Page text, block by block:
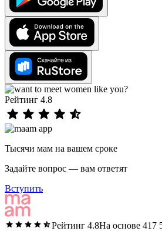
Рейтинг 4.8
Тысячи мам на вашем сроке
Задайте вопрос — вам ответят
Вступить
Рейтинг 4.8На основе 417